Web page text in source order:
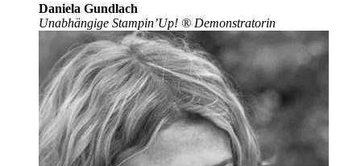
Daniela Gundlach
Unabhängige Stampin’Up! ® Demonstratorin